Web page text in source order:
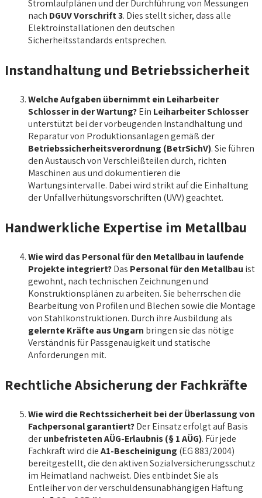
Stromlaufplänen und der Durchführung von Messungen
nach DGUV Vorschrift 3. Dies stellt sicher, dass alle
Elektroinstallationen den deutschen
Sicherheitsstandards entsprechen.
Instandhaltung und Betriebssicherheit
Welche Aufgaben übernimmt ein Leiharbeiter
Schlosser in der Wartung?Ein Leiharbeiter Schlosser
unterstützt bei der vorbeugenden Instandhaltung und
Reparatur von Produktionsanlagen gemäß der
Betriebssicherheitsverordnung (BetrSichV). Sie führen
den Austausch von Verschleißteilen durch, richten
Maschinen aus und dokumentieren die
Wartungsintervalle. Dabei wird strikt auf die Einhaltung
der Unfallverhütungsvorschriften (UVV) geachtet.
Handwerkliche Expertise im Metallbau
Wie wird das Personal für den Metallbau in laufende
Projekte integriert?Das Personal für den Metallbau ist
gewohnt, nach technischen Zeichnungen und
Konstruktionsplänen zu arbeiten. Sie beherrschen die
Bearbeitung von Profilen und Blechen sowie die Montage
von Stahlkonstruktionen. Durch ihre Ausbildung als
gelernte Kräfte aus Ungarn bringen sie das nötige
Verständnis für Passgenauigkeit und statische
Anforderungen mit.
Rechtliche Absicherung der Fachkräfte
Wie wird die Rechtssicherheit bei der Überlassung von
Fachpersonal garantiert?Der Einsatz erfolgt auf Basis
derunbefristeten AÜG-Erlaubnis (§ 1 AÜG). Für jede
Fachkraft wird dieA1-Bescheinigung (EG 883/2004)
bereitgestellt, die den aktiven Sozialversicherungsschutz
im Heimatland nachweist. Dies entbindet Sie als
Entleiher von der verschuldensunabhängigen Haftung